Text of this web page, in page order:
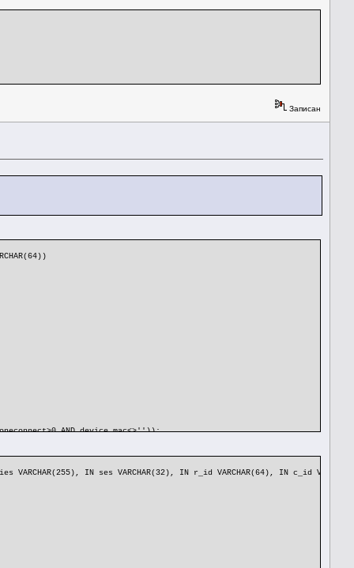
Записан
AND device_mac<>''));
device_port=c_ID_m AND (mac=usr_mac OR (oneconnect>0 AND
VARCHAR(255), IN ses VARCHAR(32), IN r_id VARCHAR(64), IN c_id